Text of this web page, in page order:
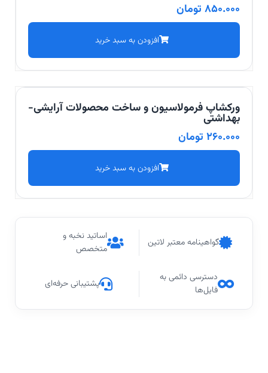
850.000 تومان
افزودن به سبد خرید
ورکشاپ فرمولاسیون و ساخت محصولات آرایشی-
بهداشتی
260.000 تومان
افزودن به سبد خرید
گواهینامه معتبر لاتین
اساتید نخبه و
متخصص
دسترسی دائمی به
فایل‌ها
پشتیبانی حرفه‌ای